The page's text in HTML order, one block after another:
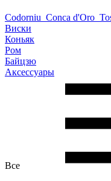
Codorniu Conca d'Oro
Виски
Коньяк
Ром
Байцзю
Аксессуары
Все